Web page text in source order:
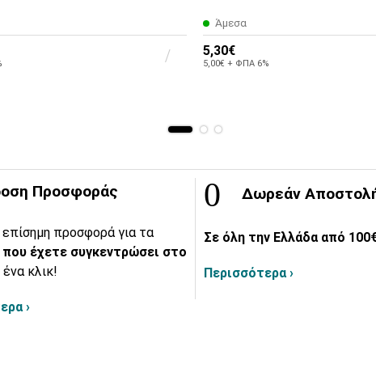
Άμεσα
5,30€
5,00€ + ΦΠΑ 6%
Προσφοράς
επίσημη προσφορά για τα
που έχετε συγκεντρώσει στο
ένα κλικ!
›
Δωρεάν
Σε όλη την Ελλάδα από
Περισσότερα ›